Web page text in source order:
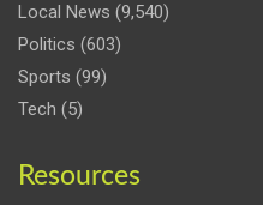
Local News (9,540)
Politics (603)
Sports (99)
Tech (5)
Resources